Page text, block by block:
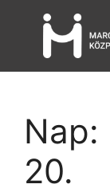
Nap:
20.